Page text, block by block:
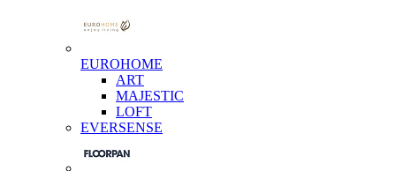
EUROHOME
ART
MAJESTIC
LOFT
EVERSENSE